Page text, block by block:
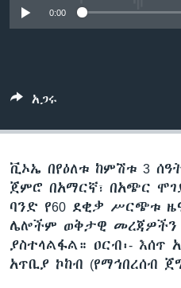
0:00
አጋሩ
ቪኦኤ በየዕለቱ ከምሽቱ 3
ጀምሮ በአማርኛ፣ በአጭር
ባንድ የ60 ደቂቃ ሥርጭቱ
ሌሎችም ወቅታዊ መረጃዎችን
ያስተላልፋል። ዐርብ፡- እሰጥ
አጥቢያ ኮከብ (የማኅበረሰብ